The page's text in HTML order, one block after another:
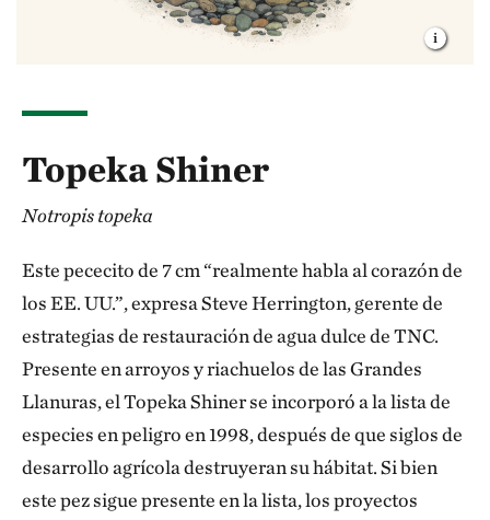
Topeka Shiner
Notropis topeka
Este pececito de 7 cm “realmente habla al corazón de
los EE. UU.”, expresa Steve Herrington, gerente de
estrategias de restauración de agua dulce de TNC.
Presente en arroyos y riachuelos de las Grandes
Llanuras, el Topeka Shiner se incorporó a la lista de
especies en peligro en 1998, después de que siglos de
desarrollo agrícola destruyeran su hábitat. Si bien
este pez sigue presente en la lista, los proyectos